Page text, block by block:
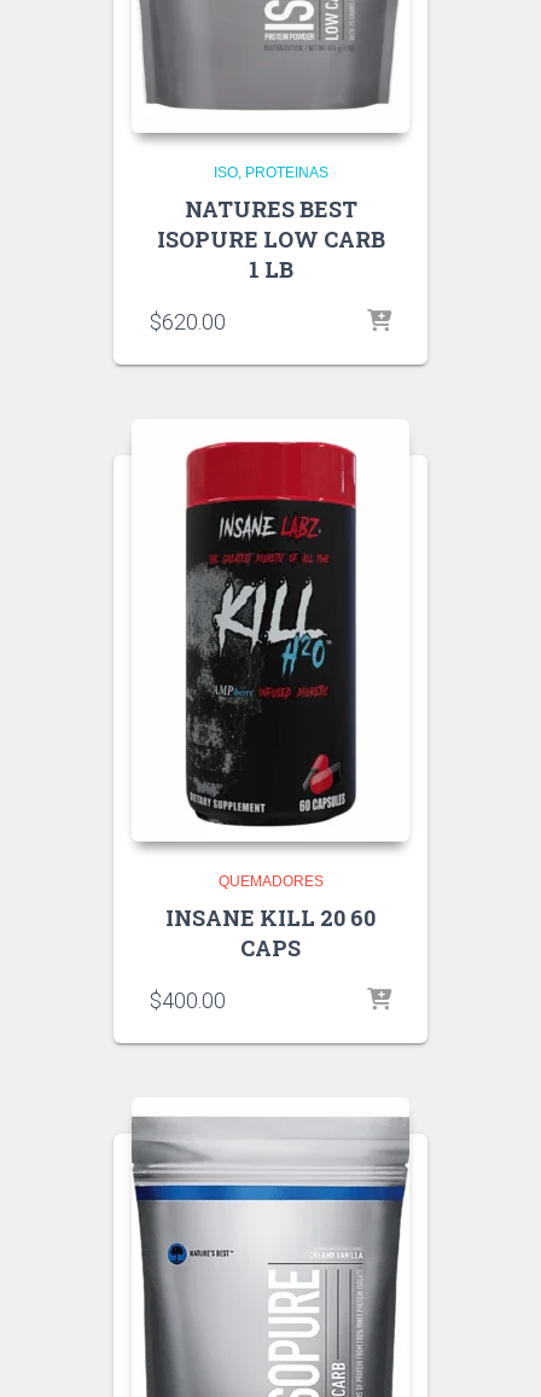
ISO PROTEINAS
NATURES BEST
ISOPURE LOW CARB
1 LB
$620.00
QUEMADORES
INSANE KILL 20 60
CAPS
$400.00